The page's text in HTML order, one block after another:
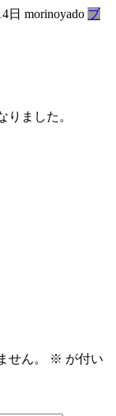
日 morinoyado ブ
ました。
せん。 ※ が付い